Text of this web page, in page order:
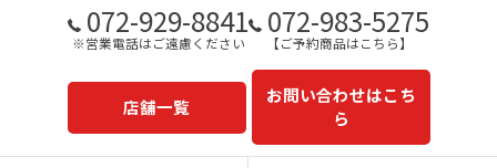
072-929-8841
※営業電話はご遠慮ください
072-983-5275
【ご予約商品はこちら】
店舗一覧
お問い合わせはこち
ら